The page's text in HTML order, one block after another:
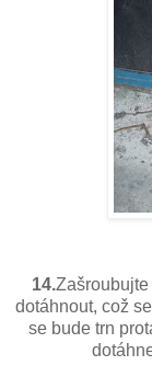
14.
dotáhnout, což
se bude trn